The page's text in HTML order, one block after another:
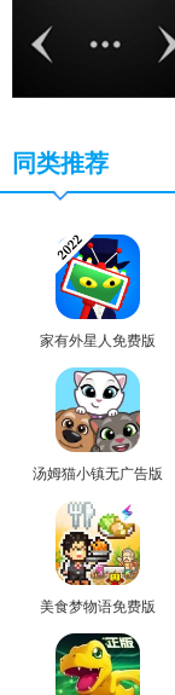
同类推荐
家有外星人免费版
汤姆猫小镇无广告版
美食梦物语免费版